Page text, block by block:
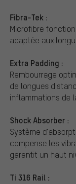
Fibra-Tek :
Microfibre
adaptée aux
Extra Padding :
Rembourrage
de longues
inflammations de
Shock Absorber :
Système
compense les
garantit un haut
Ti 316 Rail :